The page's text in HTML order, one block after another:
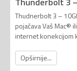
Thudnerbolt 3 –
pojačava Vaš Mac®
internet konekcijom
Opširnije...